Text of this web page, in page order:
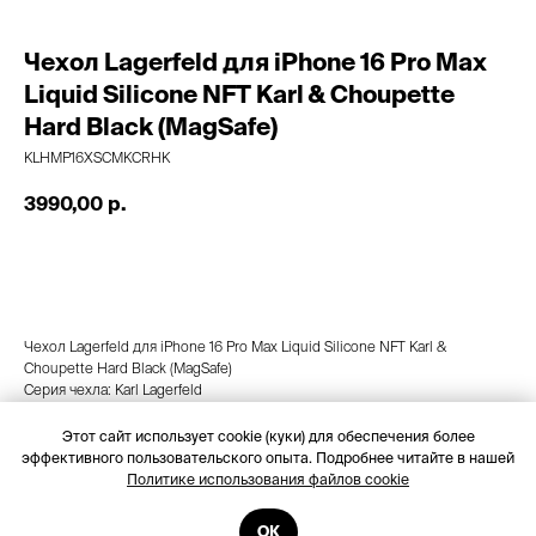
Этот сайт использует cookie (куки) для обеспечения более
эффективного пользовательского опыта. Подробнее читайте в нашей
Политике использования файлов cookie
ОК
Чехол Lagerfeld для iPhone 16 Pro Max
Liquid Silicone NFT Karl & Choupette
Hard Black (MagSafe)
KLHMP16XSCMKCRHK
3990,00 р.
Чехол Lagerfeld для iPhone 16 Pro Max Liquid Silicone NFT Karl &
Choupette Hard Black (MagSafe)
Серия чехла: Karl Lagerfeld
Цвет: Черный
Материал: Силикон с Soft Touch покрытием